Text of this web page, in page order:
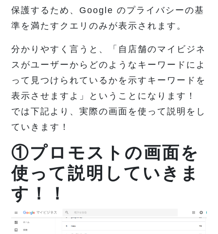
保護するため、Google のプライバシーの基
準を満たすクエリのみが表示されます。
分かりやすく言うと、「自店舗のマイビジネ
スがユーザーからどのようなキーワードによ
って見つけられているかを示すキーワードを
表示させますよ」ということになります！
では下記より、実際の画面を使って説明をし
ていきます！
①プロモストの画面を
使って説明していきま
す！！